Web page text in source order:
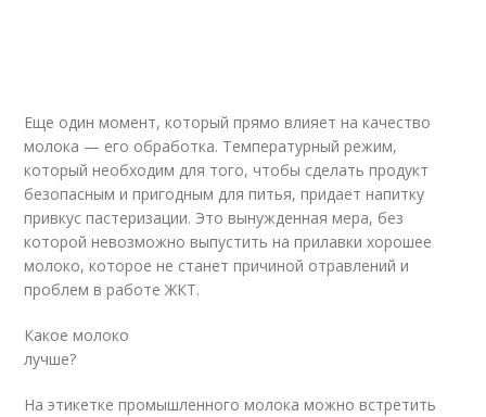
Еще один момент, который прямо влияет на качество
молока — его обработка. Температурный режим,
который необходим для того, чтобы сделать продукт
безопасным и пригодным для питья, придает напитку
привкус пастеризации. Это вынужденная мера, без
которой невозможно выпустить на прилавки хорошее
молоко, которое не станет причиной отравлений и
проблем в работе ЖКТ.
Какое молоко
лучше?
На этикетке промышленного молока можно встретить